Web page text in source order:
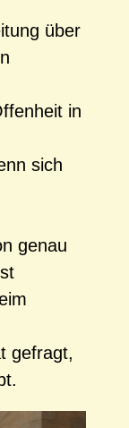
über
in
sich
genau
gefragt,